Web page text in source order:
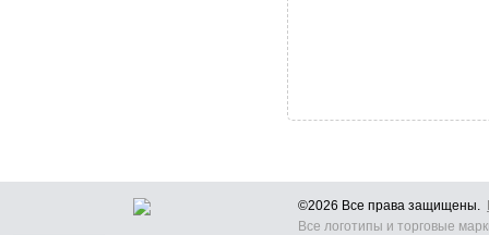
©2026 Все права защищены.
Все логотипы и торговые